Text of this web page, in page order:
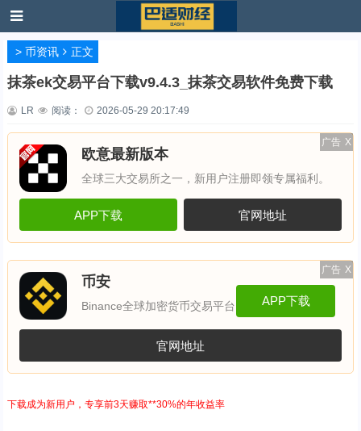
> 币资讯 正文
抹茶ek交易平台下载v9.4.3_抹茶交易软件免费下载
LR 阅读： 2026-05-29 20:17:49
广告 X
欧意最新版本
全球三大交易所之一，新用户注册即领专属福利。
APP下载 官网地址
广告 X
币安
Binance全球加密货币交易平台 APP下载
官网地址
下载成为新用户，专享前3天赚取**30%的年收益率